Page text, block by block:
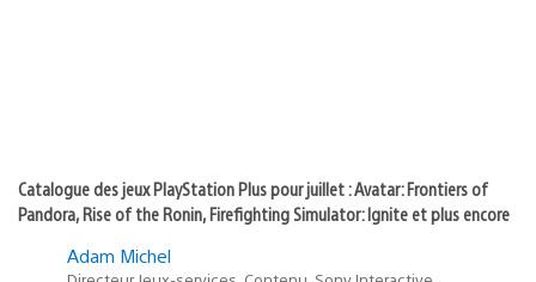
Catalogue des jeux PlayStation Plus pour juillet : Avatar: Frontiers of
Pandora, Rise of the Ronin, Firefighting Simulator: Ignite et plus encore
Adam Michel